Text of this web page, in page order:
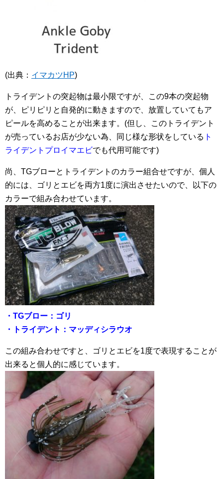
(出典： イマカツHP)
トライデントの突起物は最小限ですが、この9本の突起物
が、ピリピリと自発的に動きますので、放置していてもア
ピールを高めることが出来ます。(但し、このトライデント
が売っているお店が少ない為、同じ様な形状をしている ト
ライデントプロイマエビでも代用可能です)
尚、TGブローとトライデントのカラー組合せですが、個人
的には、ゴリとエビを両方1度に演出させたいので、以下の
カラーで組み合わせています。
・TGブロー：ゴリ
・トライデント：マッディシラウオ
この組み合わせですと、ゴリとエビを1度で表現することが
出来ると個人的に感じています。